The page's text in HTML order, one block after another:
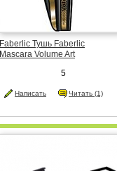
Faberlic Тушь Faberlic
Mascara Volume Art
5
Написать Читать (1)